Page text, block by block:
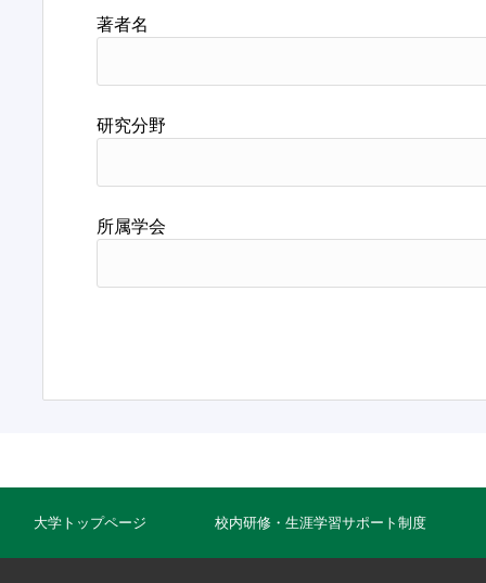
著者名
研究分野
所属学会
大学トップページ 校内研修・生涯学習サポート制度